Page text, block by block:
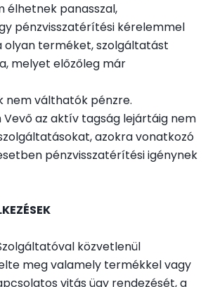
élhetnek panasszal,
pénzvisszatérítési kérelemmel
olyan terméket, szolgáltatást
melyet előzőleg már
nem válthatók pénzre.
Vevő az aktív tagság lejártáig nem
azokra vonatkozó
pénzvisszatérítési igénynek
közvetlenül
meg valamely termékkel vagy
vitás ügy rendezését, a